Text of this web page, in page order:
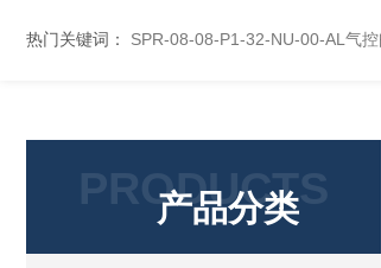
热门关键词： SPR-08-08-P1-32-NU-00-AL气
PRODUCTS
产品分类